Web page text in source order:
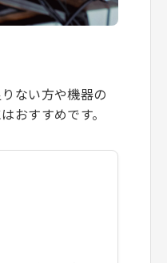
ない方や機器の
おすすめです。